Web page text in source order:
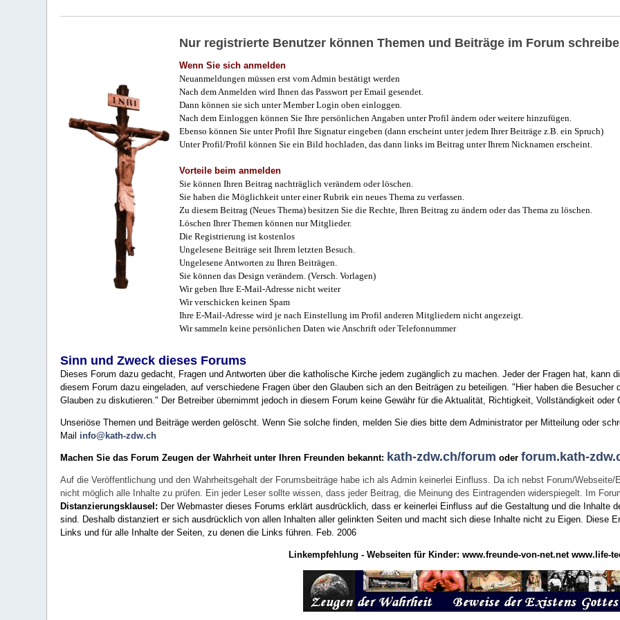
Nur registrierte Benutzer können Themen und Beiträge im Forum
Wenn Sie sich anmelden
Neuanmeldungen müssen erst vom Admin bestätigt werden
Nach dem Anmelden wird Ihnen das Passwort per Email gesendet.
Dann können sie sich unter Member Login oben einloggen.
Nach dem Einloggen können Sie Ihre persönlichen Angaben unter Profil ändern oder weitere hinzufügen.
Ebenso können Sie unter Profil Ihre Signatur eingeben (dann erscheint unter jedem Ihrer Beiträge z.B. ein Spruch)
Unter Profil/Profil können Sie ein Bild hochladen, das dann links im Beitrag unter Ihrem Nicknamen erscheint.
Vorteile beim anmelden
Sie können Ihren Beitrag nachträglich verändern oder löschen.
Sie haben die Möglichkeit unter einer Rubrik ein neues Thema zu verfassen.
Zu diesem Beitrag (Neues Thema) besitzen Sie die Rechte, Ihren Beitrag zu ändern oder das Thema zu löschen.
Löschen Ihrer Themen können nur Mitglieder.
Die Registrierung ist kostenlos
Ungelesene Beiträge seit Ihrem letzten Besuch.
Ungelesene Antworten zu Ihren Beiträgen.
Sie können das Design verändern. (Versch. Vorlagen)
Wir geben Ihre E-Mail-Adresse nicht weiter
Wir verschicken keinen Spam
Ihre E-Mail-Adresse wird je nach Einstellung im Profil anderen Mitgliedern nicht angezeigt.
Wir sammeln keine persönlichen Daten wie Anschrift oder Telefonnummer
Sinn und Zweck dieses Forums
Dieses Forum dazu gedacht, Fragen und Antworten über die katholische Kirche jedem zugänglich zu machen. Jeder der Fragen hat, kann
diesem Forum dazu eingeladen, auf verschiedene Fragen über den Glauben sich an den Beiträgen zu beteiligen. "Hier haben die
Glauben zu diskutieren." Der Betreiber übernimmt jedoch in diesem Forum keine Gewähr für die Aktualität, Richtigkeit, Vollständigkeit
Unseriöse Themen und Beiträge werden gelöscht. Wenn Sie solche finden, melden Sie dies bitte dem Administrator per Mitteilung oder
Mail info@kath-zdw.ch
Machen Sie das Forum Zeugen der Wahrheit unter Ihren Freunden bekannt: kath-zdw.ch/forum oderforum.kath-
Auf die Veröffentlichung und den Wahrheitsgehalt der Forumsbeiträge habe ich als Admin keinerlei Einfluss. Da ich nebst Forum/
nicht möglich alle Inhalte zu prüfen. Ein jeder Leser sollte wissen, dass jeder Beitrag, die Meinung des Eintragenden widerspiegelt. Im
Distanzierungsklausel: Der Webmaster dieses Forums erklärt ausdrücklich, dass er keinerlei Einfluss auf die Gestaltung und die Inhalte
sind. Deshalb distanziert er sich ausdrücklich von allen Inhalten aller gelinkten Seiten und macht sich diese Inhalte nicht zu Eigen. Diese
Links und für alle Inhalte der Seiten, zu denen die Links führen. Feb. 2006
Linkempfehlung - Webseiten für Kinder: www.freunde-von-net.net www.life-